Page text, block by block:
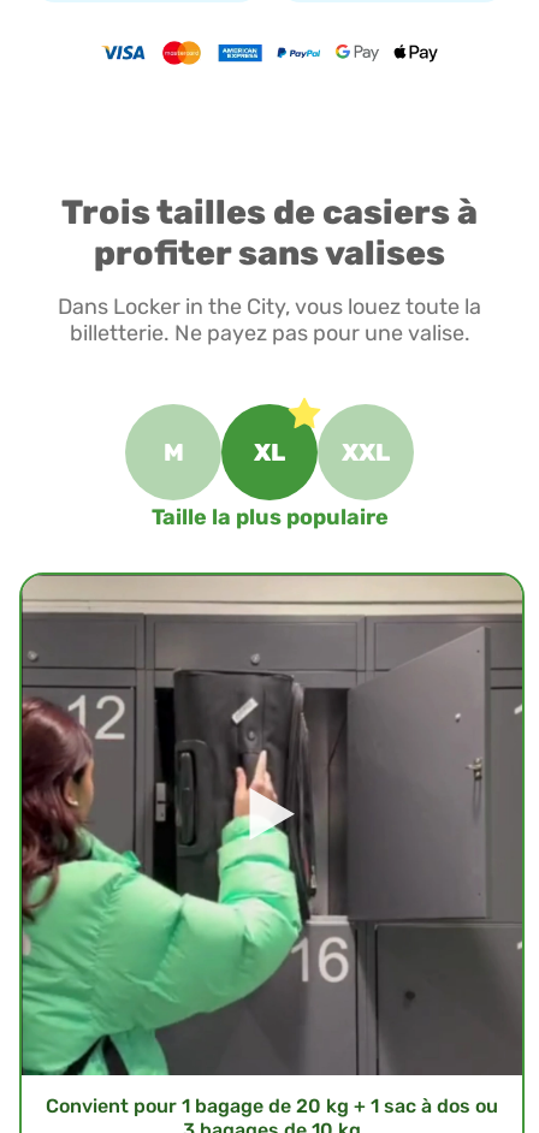
Trois tailles de casiers à
profiter sans valises
Dans Locker in the City, vous louez toute la
billetterie. Ne payez pas pour une valise.
M XL XXL
Taille la plus populaire
Convient pour 1 bagage de 20 kg + 1 sac à dos ou